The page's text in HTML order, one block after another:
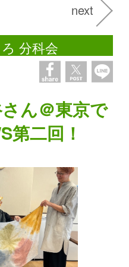
next
分科会
ん＠東京で
第二回！